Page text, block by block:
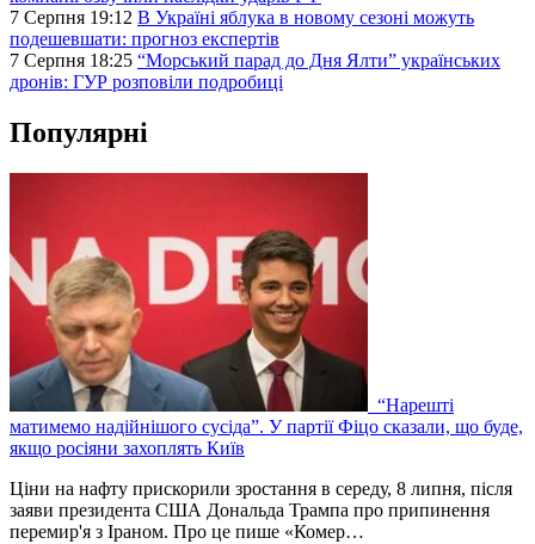
7 Серпня 19:12 В Україні яблука в новому сезоні можуть
подешевшати: прогноз експертів
7 Серпня 18:25 “Морський парад до Дня Ялти” українських
дронів: ГУР розповіли подробиці
Популярні
“Нарешті
матимемо надійнішого сусіда”. У партії Фіцо сказали, що буде,
якщо росіяни захоплять Київ
Ціни на нафту прискорили зростання в середу, 8 липня, після
заяви президента США Дональда Трампа про припинення
перемир'я з Іраном. Про це пише «Комер…